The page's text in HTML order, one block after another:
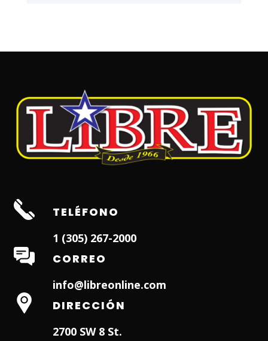
TELÉFONO
1 (305) 267-2000
CORREO
info@libreonline.com
DIRECCIÓN
2700 SW 8 St.